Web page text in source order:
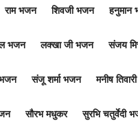
राम भजन शिवजी भजन हनुमान
भजन लक्खा जी भजन संजय
संजू शर्मा भजन मनीष
सौरभ मधुकर सुरभि चतुर्वेदी